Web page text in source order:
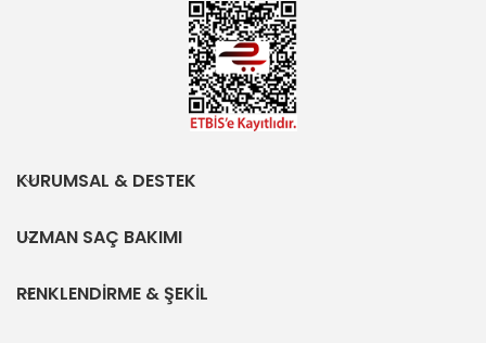
KURUMSAL & DESTEK
UZMAN SAÇ BAKIMI
RENKLENDİRME & ŞEKİL